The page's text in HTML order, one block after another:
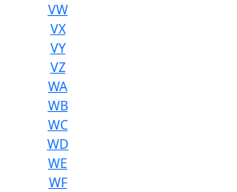
VW
VX
VY
VZ
WA
WB
WC
WD
WE
WF